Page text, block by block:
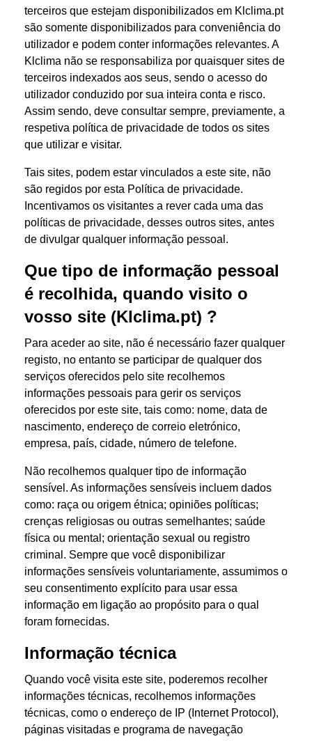
terceiros que estejam disponibilizados em Klclima.pt
são somente disponibilizados para conveniência do
utilizador e podem conter informações relevantes. A
Klclima não se responsabiliza por quaisquer sites de
terceiros indexados aos seus, sendo o acesso do
utilizador conduzido por sua inteira conta e risco.
Assim sendo, deve consultar sempre, previamente, a
respetiva política de privacidade de todos os sites
que utilizar e visitar.
Tais sites, podem estar vinculados a este site, não
são regidos por esta Política de privacidade.
Incentivamos os visitantes a rever cada uma das
políticas de privacidade, desses outros sites, antes
de divulgar qualquer informação pessoal.
Que tipo de informação pessoal
é recolhida, quando visito o
vosso site (Klclima.pt) ?
Para aceder ao site, não é necessário fazer qualquer
registo, no entanto se participar de qualquer dos
serviços oferecidos pelo site recolhemos
informações pessoais para gerir os serviços
oferecidos por este site, tais como: nome, data de
nascimento, endereço de correio eletrónico,
empresa, país, cidade, número de telefone.
Não recolhemos qualquer tipo de informação
sensível. As informações sensíveis incluem dados
como: raça ou origem étnica; opiniões políticas;
crenças religiosas ou outras semelhantes; saúde
física ou mental; orientação sexual ou registro
criminal. Sempre que você disponibilizar
informações sensíveis voluntariamente, assumimos o
seu consentimento explícito para usar essa
informação em ligação ao propósito para o qual
foram fornecidas.
Informação técnica
Quando você visita este site, poderemos recolher
informações técnicas, recolhemos informações
técnicas, como o endereço de IP (Internet Protocol),
páginas visitadas e programa de navegação